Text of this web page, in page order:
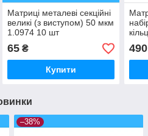
Матриці металеві секційні
великі (з виступом) 50 мкм
1.0974 10 шт
65₴
Купити
490
–38%